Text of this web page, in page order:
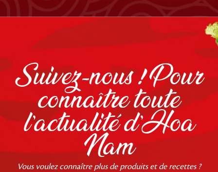
Suivez-nous ! Pour
connaître toute
l'actualité d'Hoa
Nam
Vous voulez connaître plus de produits et de recettes ?